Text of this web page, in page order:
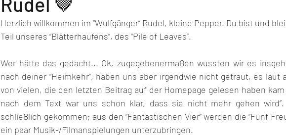
Herzlich willkommen im “Wulfgänger” Rudel, kleine Pepper. Du bist und
Teil unseres “Blätterhaufens”, des “Pile of Leaves”.
Wer hätte das gedacht... Ok, zugegebenermaßen wussten wir es
nach deiner “Heimkehr”, haben uns aber irgendwie nicht getraut, es laut
von vielen, die den letzten Beitrag auf der Homepage gelesen haben kam
nach dem Text war uns schon klar, dass sie nicht mehr gehen
schließlich gekommen; aus den “Fantastischen Vier” werden die “Fünf
ein paar Musik-/Filmanspielungen unterzubringen.